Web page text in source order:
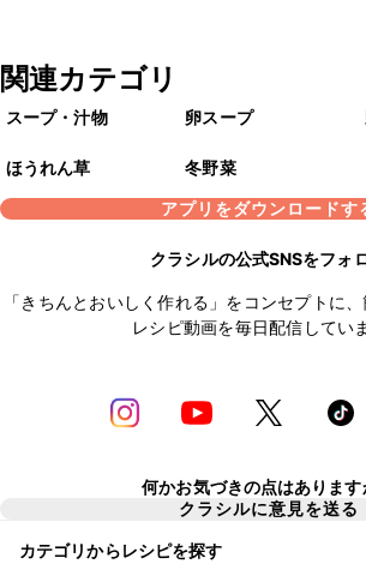
関連カテゴリ
スープ・汁物 卵スープ
ほうれん草 冬野菜
アプリをダウンロードす
クラシルの公式SNSをフォ
「きちんとおいしく作れる」をコンセプトに
レシピ動画を毎日配信してい
何かお気づきの点はあります
クラシルに意見を送る
カテゴリからレシピを探す